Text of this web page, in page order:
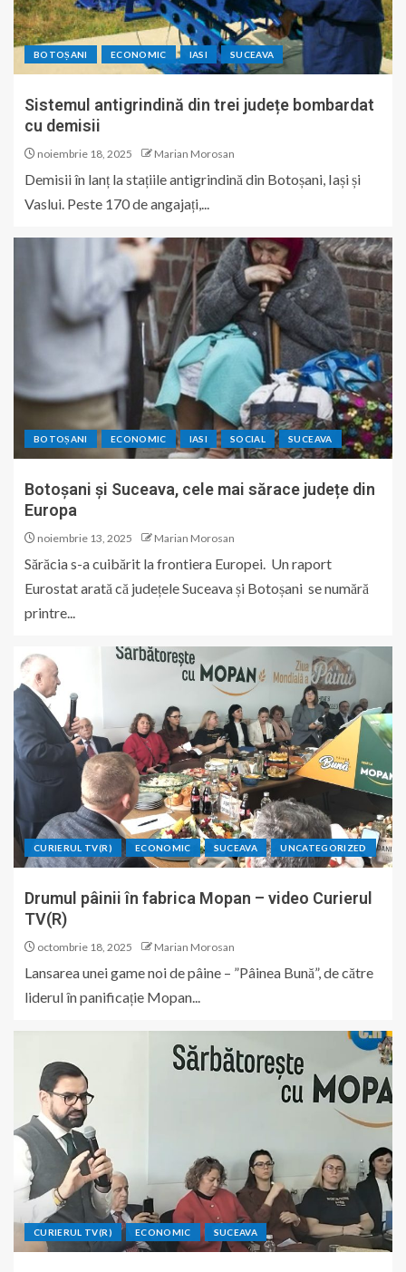
BOTOȘANI ECONOMIC IASI SUCEAVA
Sistemul antigrindină din trei județe bombardat
cu demisii
noiembrie 18, 2025 Marian Morosan
Demisii în lanț la stațiile antigrindină din Botoșani, Iași și
Vaslui. Peste 170 de angajați,...
BOTOȘANI ECONOMIC IASI SOCIAL SUCEAVA
Botoșani și Suceava, cele mai sărace județe din
Europa
noiembrie 13, 2025 Marian Morosan
Sărăcia s-a cuibărit la frontiera Europei. Un raport
Eurostat arată că județele Suceava și Botoșani se numără
printre...
CURIERUL TV(R) ECONOMIC SUCEAVA UNCATEGORIZED
Drumul pâinii în fabrica Mopan – video Curierul
TV(R)
octombrie 18, 2025 Marian Morosan
Lansarea unei game noi de pâine – ”Pâinea Bună”, de către
liderul în panificație Mopan...
CURIERUL TV(R) ECONOMIC SUCEAVA